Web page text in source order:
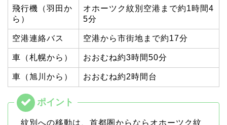
飛行機（羽田か
ら）
オホーツク紋別空港まで約1時間4
5分
空港連絡バス 空港から市街地まで約17分
車（札幌から） おおむね約3時間50分
車（旭川から） おおむね約2時間台
紋別への移動は、首都圏からならオホーツク紋